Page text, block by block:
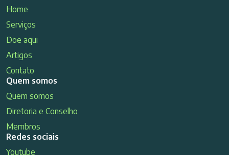
Home
Serviços
Doe aqui
Artigos
Contato
Quem somos
Quem somos
Diretoria e Conselho
Membros
Redes sociais
Youtube